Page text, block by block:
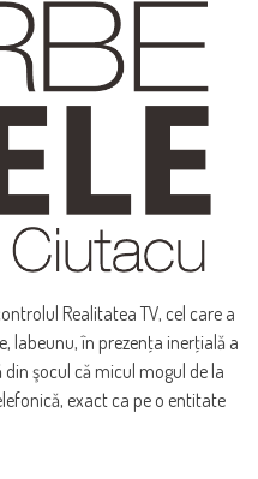
Realitatea TV, cel care a
labeunu, în prezenţa inerţială a
şocul că micul mogul de la
exact ca pe o entitate